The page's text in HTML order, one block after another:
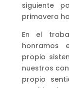
siguiente
primavera
En el
honramos
propio
nuestros
propio